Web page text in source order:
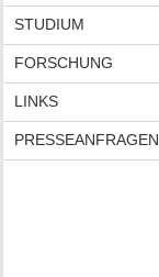
STUDIUM
FORSCHUNG
LINKS
PRESSEANFRAGEN